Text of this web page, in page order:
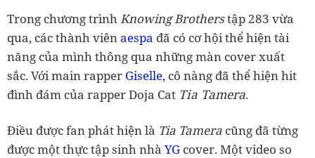
Trong chương trìnhKnowing Brotherstập 283 vừa
qua, các thành viênaespa đã có cơ hội thể hiện tài
năng của mình thông qua những màn cover xuất
sắc. Với main rapper Giselle, cô nàng đã thể hiện hit
đình đám của rapper Doja Cat Tia Tamera.
Điều được fan phát hiện là Tia Tamera cũng đã từng
được một thực tập sinh nhà YG cover. Một video so